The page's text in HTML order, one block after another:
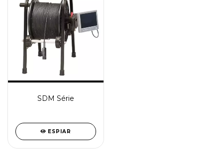
SDM Série
ESPIAR